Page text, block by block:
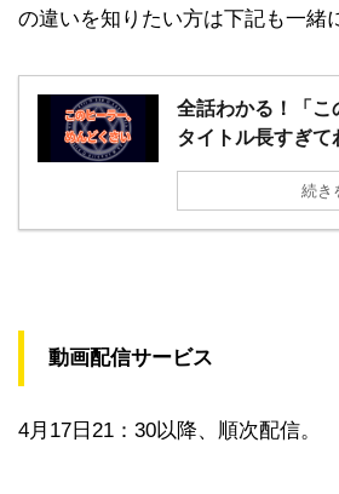
の違いを知りたい方は下記も一緒
全話わかる！「こ
タイトル長すぎて
続き
動画配信サービス
4月17日21：30以降、順次配信。